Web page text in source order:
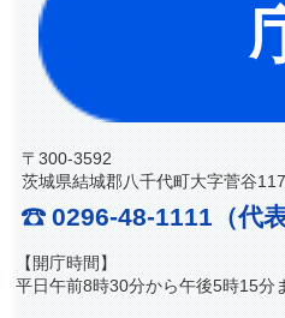
〒300-3592
茨城県結城郡八千代町大字菅谷
0296-48-1111（代表
【開庁時間】
平日午前8時30分から午後5時15分